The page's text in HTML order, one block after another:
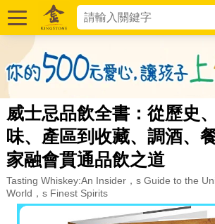
威士忌品飲全書：從歷史
味、產區到收藏、調酒、
家融會貫通品飲之道
Tasting Whiskey:An Insider，s Guide to the
World，s Finest Spirits